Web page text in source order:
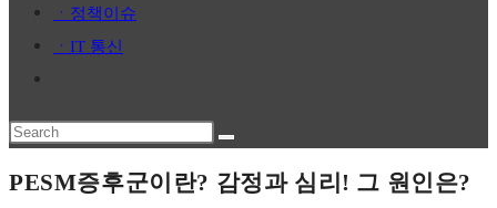
ㆍ정책이슈
ㆍIT 통신
search
Search
website
PESM증후군이란? 감정과 심리! 그 원인은?